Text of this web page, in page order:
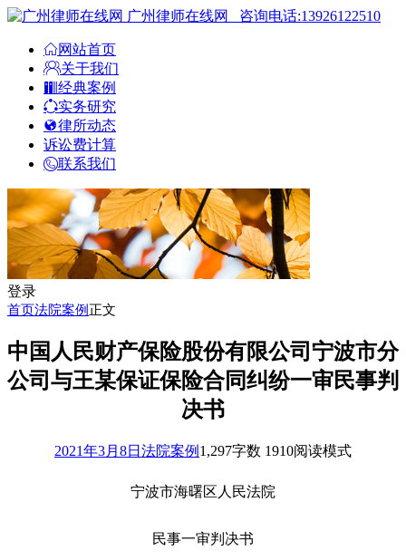
广州律师在线网 咨询电话:13926122510
网站首页
关于我们
经典案例
实务研究
律所动态
诉讼费计算
联系我们
登录
首页法院案例 正文
中国人民财产保险股份有限公司宁波市分
公司与王某保证保险合同纠纷一审民事判
决书
2021年3月8日 法院案例 1,297字数 1910阅读模式
宁波市海曙区人民法院
民事一审判决书